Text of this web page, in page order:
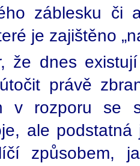
záblesku či
je zajištěno
že dnes
právě
v rozporu se
ale
způsobem,